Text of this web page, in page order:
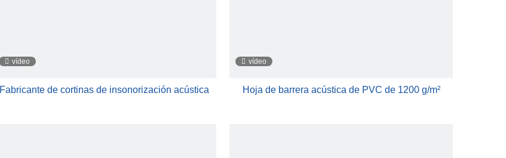
vídeo
Fabricante de cortinas de insonorización acústica
vídeo
Hoja de barrera acústica de PVC de 1200 g/m²